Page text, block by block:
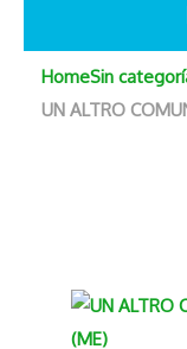
HomeSin
UN ALTRO